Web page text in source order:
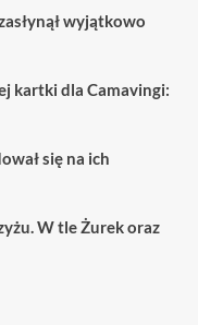
wyjątkowo
kartki dla Camavingi:
się na ich
W tle Żurek oraz